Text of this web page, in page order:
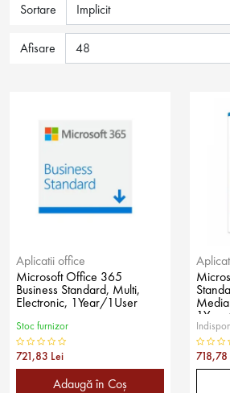
Sortare
Afisare
Aplicatii office
Microsoft Office 365
Business Standard, Multi,
Electronic, 1Year/1User
Stoc furnizor
721,83 Lei
Adaugă în Coş
718,78